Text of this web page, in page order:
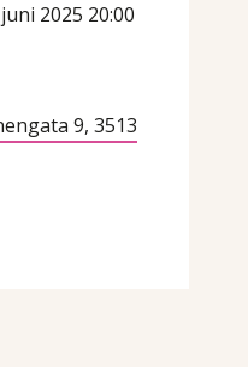
2025 20:00
9, 3513